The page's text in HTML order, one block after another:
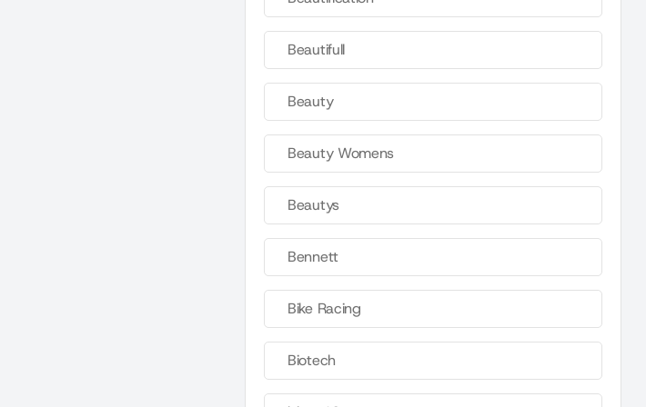
Beautifull
Beauty
Beauty Womens
Beautys
Bennett
Bike Racing
Biotech